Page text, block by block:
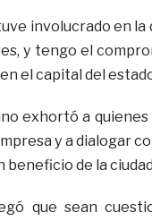
involucrado en
y tengo el
el capital del
exhortó a
y a dialogar
beneficio de la
que sean